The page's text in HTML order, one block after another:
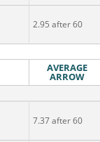
2.95 after 60
AVERAGE
ARROW
7.37 after 60